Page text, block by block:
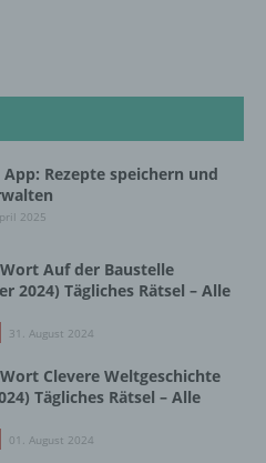
App: Rezepte speichern und
2025
Auf der Baustelle
2024) Tägliches Rätsel – Alle
31. August 2024
Clevere Weltgeschichte
Tägliches Rätsel – Alle
01. August 2024
oder andere
des
des
befugt sind, die
Daten zu verarbeiten.
von der betroffenen
den bestimmten Fall in
und unmissverständlich
in Form
einer sonstigen
Handlung, mit der
zu verstehen gibt, dass
der sie betreffenden